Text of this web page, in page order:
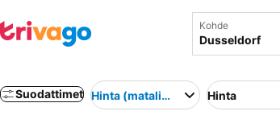
Kohde
Suodattimet Hinta (matalimmasta korkeimpaan)
Hinta